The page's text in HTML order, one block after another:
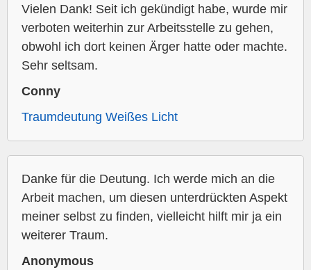
Vielen Dank! Seit ich gekündigt habe, wurde mir
verboten weiterhin zur Arbeitsstelle zu gehen,
obwohl ich dort keinen Ärger hatte oder machte.
Sehr seltsam.
Conny
Traumdeutung Weißes Licht
Danke für die Deutung. Ich werde mich an die
Arbeit machen, um diesen unterdrückten Aspekt
meiner selbst zu finden, vielleicht hilft mir ja ein
weiterer Traum.
Anonymous